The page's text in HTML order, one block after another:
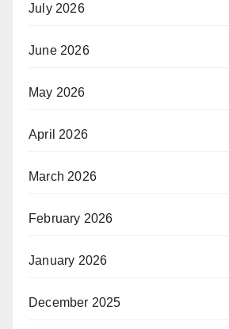
July 2026
June 2026
May 2026
April 2026
March 2026
February 2026
January 2026
December 2025